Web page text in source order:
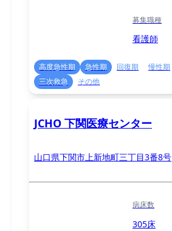
募集職種
看護師
高度急性期 急性期 回復期 慢性期
三次救急
その他
JCHO 下関医療センター
山口県下関市上新地町三丁目3番8号
病床数
305床